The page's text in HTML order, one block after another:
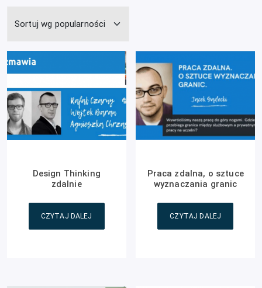
Design Thinking
zdalnie
CZYTAJ DALEJ
Praca zdalna, o sztuce
wyznaczania granic
CZYTAJ DALEJ